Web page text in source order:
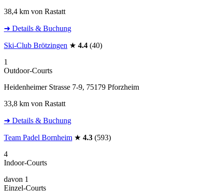
38,4 km von Rastatt
➜ Details & Buchung
Ski-Club Brötzingen ★ 4.4 (40)
1
Outdoor-Courts
Heidenheimer Strasse 7-9, 75179 Pforzheim
33,8 km von Rastatt
➜ Details & Buchung
Team Padel Bornheim ★ 4.3 (593)
4
Indoor-Courts
davon 1
Einzel-Courts